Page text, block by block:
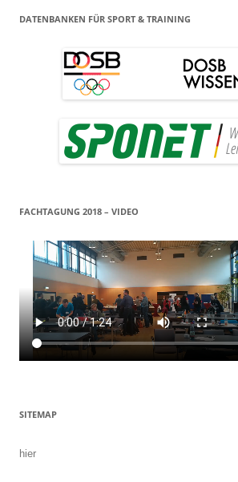
DATENBANKEN FÜR SPORT & TRAINING
FACHTAGUNG 2018 – VIDEO
SITEMAP
hier